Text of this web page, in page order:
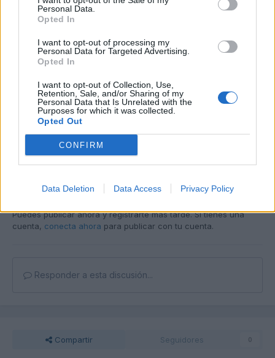
Personal Data.
Opted In
I want to opt-out of processing my
Personal Data for Targeted Advertising.
Opted In
I want to opt-out of Collection, Use,
Retention, Sale, and/or Sharing of my
Personal Data that Is Unrelated with the
Purposes for which it was collected.
Opted Out
CONFIRM
Data Deletion Data Access Privacy Policy
kitos
Publicado
K YO SEPA LAS DE BOSCH NO, HAY K CANVIAR EL BRAZO, LAS DE
VALEO SE VE K SI PERO NO LAS E VISTO TODABIA...HAZ UNA
BUSQUEDA QUE DE ESTE TEMA YA SE HABLO
Puedes publicar ahora y registrarte más tarde. Si tienes una
cuenta, conecta ahora para publicar con tu cuenta.
Responder a esta discusión...
Compartir Seguidores 0